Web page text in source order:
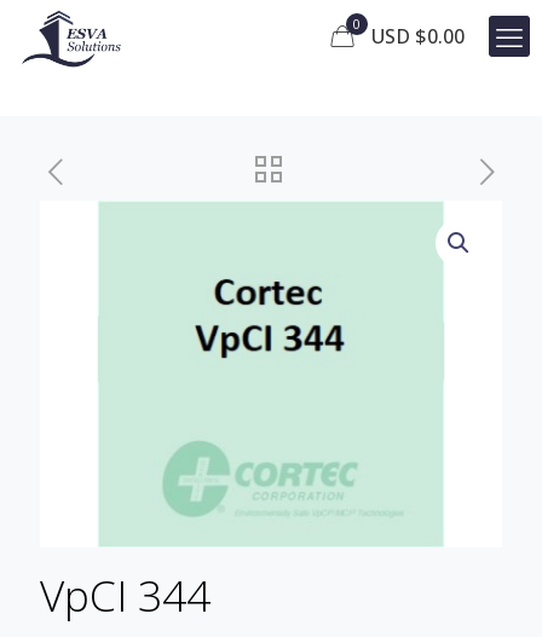
0 USD $0.00
VpCI 344